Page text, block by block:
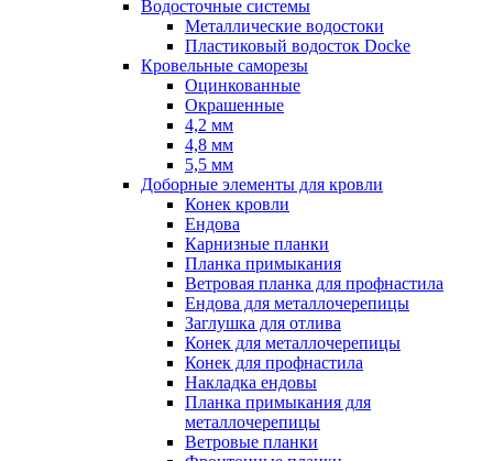
Водосточные системы
Металлические водостоки
Пластиковый водосток Docke
Кровельные саморезы
Оцинкованные
Окрашенные
4,2 мм
4,8 мм
5,5 мм
Доборные элементы для кровли
Конек кровли
Ендова
Карнизные планки
Планка примыкания
Ветровая планка для профнастила
Ендова для металлочерепицы
Заглушка для отлива
Конек для металлочерепицы
Конек для профнастила
Накладка ендовы
Планка примыкания для
металлочерепицы
Ветровые планки